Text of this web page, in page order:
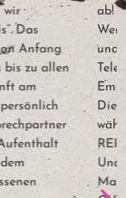
wir auf sie
Zuhören
jedem
E-Mail. Die
Bedürfnisse.
und Rückfragen
OVER
Empfehlung.
dem STOP